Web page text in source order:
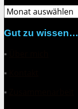
Archiv
Gut zu wissen…
▪
▪
▪